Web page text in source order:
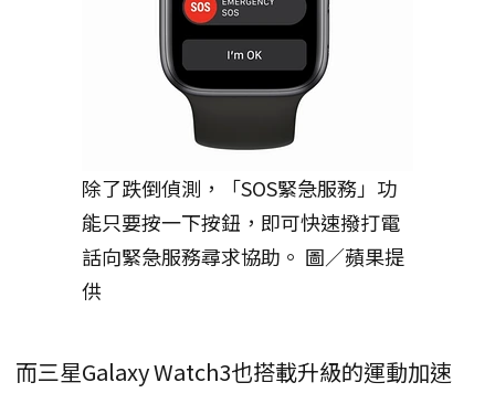
除了跌倒偵測，「SOS緊急服務」功
能只要按一下按鈕，即可快速撥打電
話向緊急服務尋求協助。 圖／蘋果提
供
而三星Galaxy Watch3也搭載升級的運動加速